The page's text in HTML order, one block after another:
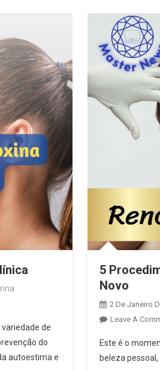
de
do
autoestima e
5
Novo
2 De Janeiro
Leave A
Este é o
beleza